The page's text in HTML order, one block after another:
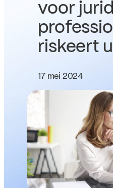
voor
riskeert
17 mei 2024